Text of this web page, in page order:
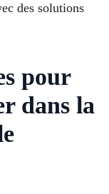
des solutions
pour
dans la